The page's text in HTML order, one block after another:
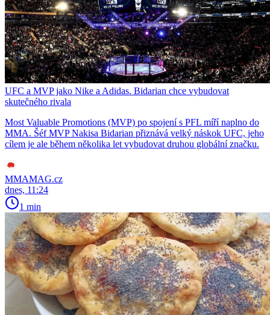
UFC a MVP jako Nike a Adidas. Bidarian chce vybudovat
skutečného rivala
Most Valuable Promotions (MVP) po spojení s PFL míří naplno do
MMA. Šéf MVP Nakisa Bidarian přiznává velký náskok UFC, jeho
cílem je ale během několika let vybudovat druhou globální značku.
MMAMAG.cz
dnes, 11:24
1 min